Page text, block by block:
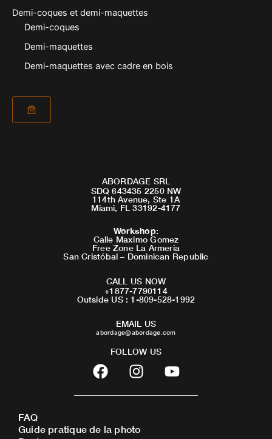
Demi-coques et demi-maquettes
Demi-coques
Demi-maquettes
Demi-maquettes avec cadre en bois
ABORDAGE SRL
SDQ 643435 2250 NW
114th Avenue, Ste 1A
Miami, FL 33192-4177
Workshop:
Calle Maximo Gomez
Free Zone La Armeria
San Cristóbal – Dominican Republic
CALL US NOW
+1877-7790114
Outside US : 1-809-528-1992
EMAIL US
abordage@abordage.com
FOLLOW US
F
a
c
b
I
n
s
a
Y
o
u
FAQ
Guide pratique de la photo